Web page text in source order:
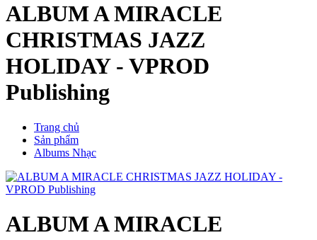
ALBUM A MIRACLE
CHRISTMAS JAZZ
HOLIDAY - VPROD
Publishing
Trang chủ
Sản phẩm
Albums Nhạc
ALBUM A MIRACLE